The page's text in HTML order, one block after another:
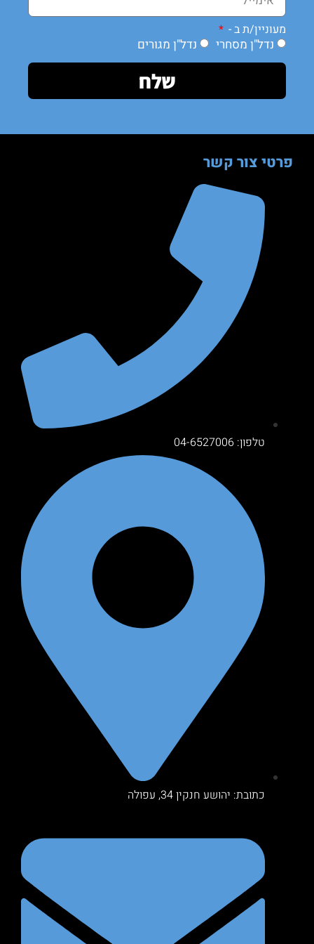
מעוניין/ת ב -
נדל"ן מסחרי נדל"ן מגורים
שלח
פרטי צור קשר
טלפון: 04-6527006
כתובת: יהושע חנקין 34, עפולה